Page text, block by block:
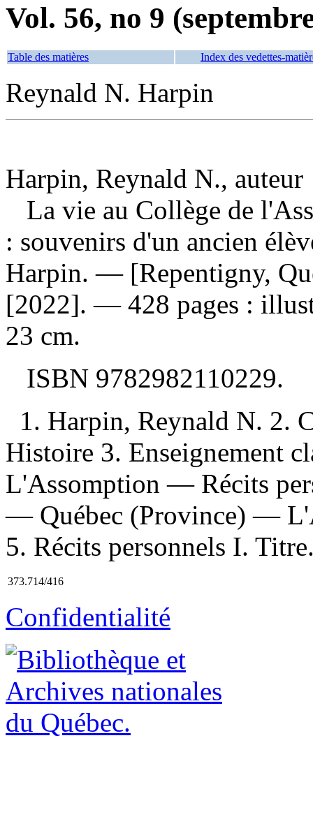
Vol. 56, no 9
Table des matières Index des vedettes-
Reynald N. Harpin
Harpin, Reynald N., auteur
La vie au Collège de
: souvenirs d'un ancien
Harpin. — [Repentigny,
[2022]. — 428 pages :
23 cm.
ISBN 9782982110229.
1. Harpin, Reynald N. 2.
Histoire 3. Enseignement
L'Assomption — Récits
— Québec (Province) —
5. Récits personnels I.
373.714/416
Confidentialité